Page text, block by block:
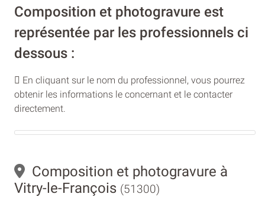
Composition et photogravure est
représentée par les professionnels ci
dessous :
En cliquant sur le nom du professionnel, vous pourrez
obtenir les informations le concernant et le contacter
directement.
Composition et photogravure à
Vitry-le-François (51300)